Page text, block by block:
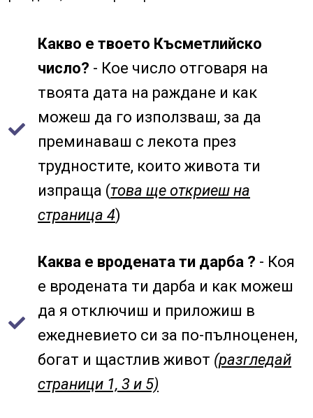
Какво е твоето Късметлийско
число? - Кое число отговаря на
твоята дата на раждане и как
можеш да го използваш, за да
преминаваш с лекота през
трудностите, които живота ти
изпраща (това ще откриеш на
страница 4)
Каква е вродената ти дарба ? - Коя
е вродената ти дарба и как можеш
да я отключиш и приложиш в
ежедневието си за по-пълноценен,
богат и щастлив живот (разгледай
страници 1, 3 и 5)